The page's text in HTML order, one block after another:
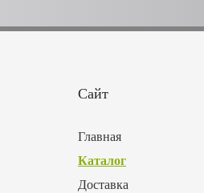
Сайт
Главная
Каталог
Доставка